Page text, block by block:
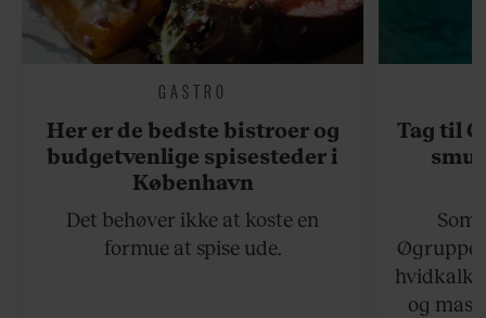
GASTRO
Her er de bedste bistroer og
budgetvenlige spisesteder i
København
Det behøver ikke at koste en
formue at spise ude.
Tag til
og